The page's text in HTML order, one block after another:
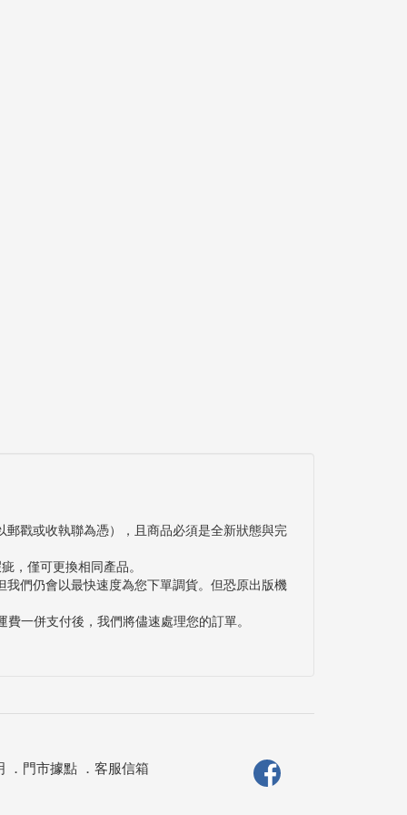
戳或收執聯為憑），且商品必須是全新狀態與完
，僅可更換相同產品。
們仍會以最快速度為您下單調貨。但恐原出版機
一併支付後，我們將儘速處理您的訂單。
． 門市據點． 客服信箱